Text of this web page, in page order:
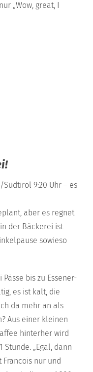
„Wow, great, I
9:20 Uhr – es
aber es regnet
der Bäckerei ist
sowieso
bis zu Essener-
es ist kalt, die
da mehr an als
Aus einer kleinen
hinterher wird
Stunde. „Egal, dann
nur und